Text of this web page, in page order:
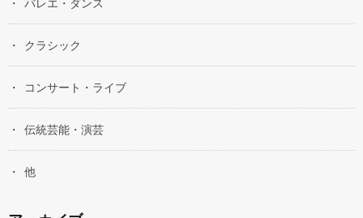
クラシック
コンサート・ライブ
伝統芸能・演芸
他